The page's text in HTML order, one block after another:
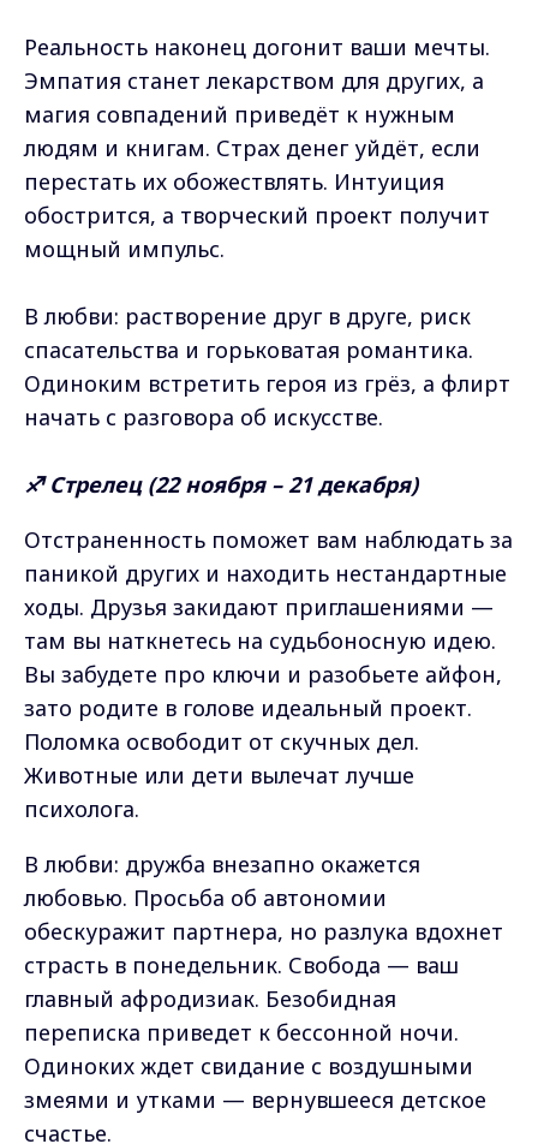
Реальность наконец догонит ваши мечты.
Эмпатия станет лекарством для других, а
магия совпадений приведёт к нужным
людям и книгам. Страх денег уйдёт, если
перестать их обожествлять. Интуиция
обострится, а творческий проект получит
мощный импульс.
В любви: растворение друг в друге, риск
спасательства и горьковатая романтика.
Одиноким встретить героя из грёз, а флирт
начать с разговора об искусстве.
♐ Стрелец (22 ноября – 21 декабря)
Отстраненность поможет вам наблюдать за
паникой других и находить нестандартные
ходы. Друзья закидают приглашениями —
там вы наткнетесь на судьбоносную идею.
Вы забудете про ключи и разобьете айфон,
зато родите в голове идеальный проект.
Поломка освободит от скучных дел.
Животные или дети вылечат лучше
психолога.
В любви: дружба внезапно окажется
любовью. Просьба об автономии
обескуражит партнера, но разлука вдохнет
страсть в понедельник. Свобода — ваш
главный афродизиак. Безобидная
переписка приведет к бессонной ночи.
Одиноких ждет свидание с воздушными
змеями и утками — вернувшееся детское
счастье.